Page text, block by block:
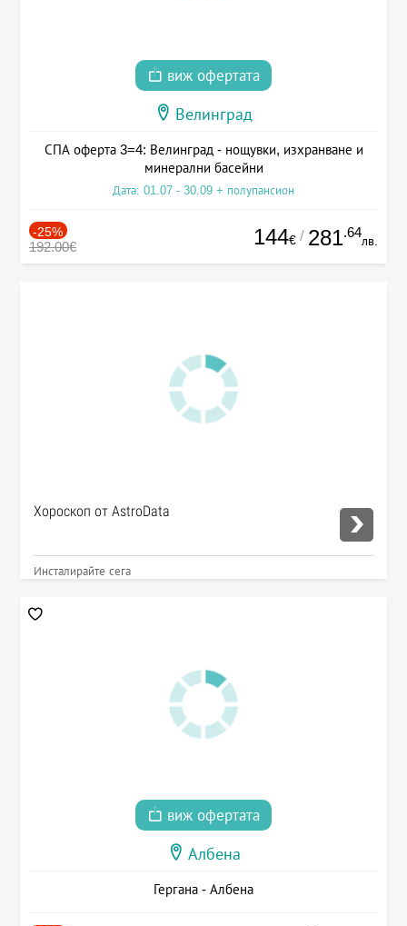
виж офертата
Велинград
СПА оферта 3=4: Велинград - нощувки, изхранване и
минерални басейни
Дата: 01.07 - 30.09 + полупансион
-25%
192.00€ 144€ / 281.64
лв.
Хороскоп от AstroData
Инсталирайте сега
виж офертата
Албена
Гергана - Албена